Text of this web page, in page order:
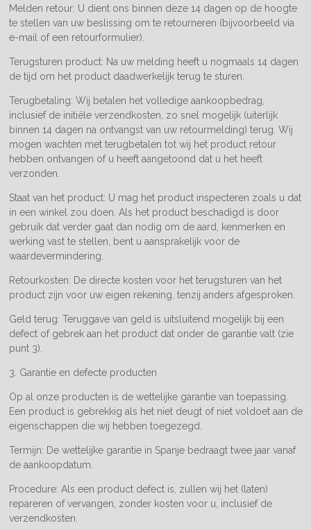
Melden retour: U dient ons binnen deze 14 dagen op de hoogte
te stellen van uw beslissing om te retourneren (bijvoorbeeld via
e-mail of een retourformulier).
Terugsturen product: Na uw melding heeft u nogmaals 14 dagen
de tijd om het product daadwerkelijk terug te sturen.
Terugbetaling: Wij betalen het volledige aankoopbedrag,
inclusief de initiële verzendkosten, zo snel mogelijk (uiterlijk
binnen 14 dagen na ontvangst van uw retourmelding) terug. Wij
mogen wachten met terugbetalen tot wij het product retour
hebben ontvangen of u heeft aangetoond dat u het heeft
verzonden.
Staat van het product: U mag het product inspecteren zoals u dat
in een winkel zou doen. Als het product beschadigd is door
gebruik dat verder gaat dan nodig om de aard, kenmerken en
werking vast te stellen, bent u aansprakelijk voor de
waardevermindering.
Retourkosten: De directe kosten voor het terugsturen van het
product zijn voor uw eigen rekening, tenzij anders afgesproken.
Geld terug: Teruggave van geld is uitsluitend mogelijk bij een
defect of gebrek aan het product dat onder de garantie valt (zie
punt 3).
3. Garantie en defecte producten
Op al onze producten is de wettelijke garantie van toepassing.
Een product is gebrekkig als het niet deugt of niet voldoet aan de
eigenschappen die wij hebben toegezegd.
Termijn: De wettelijke garantie in Spanje bedraagt twee jaar vanaf
de aankoopdatum.
Procedure: Als een product defect is, zullen wij het (laten)
repareren of vervangen, zonder kosten voor u, inclusief de
verzendkosten.